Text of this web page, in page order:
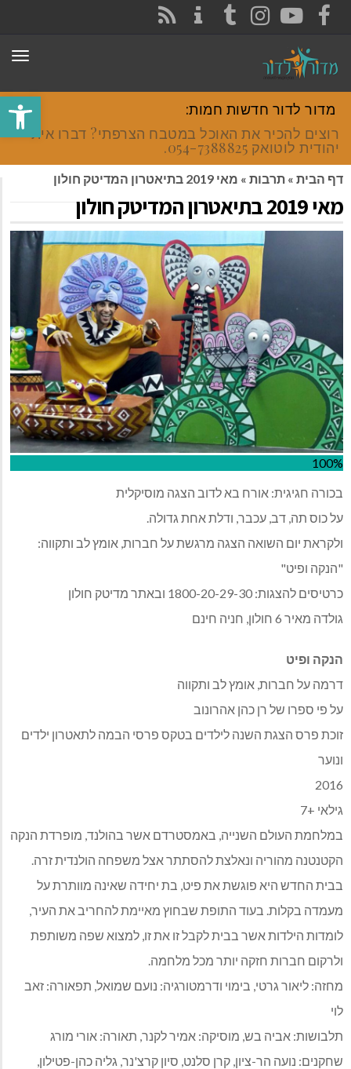
פתח
FACEBOOK
YOUTUBE
INSTAGRAM
TUMBLR
מדור לדור חדשות חמות:
רוצים להכיר את האוכל במטבח הצרפתי? דברו איתי
יהודית לוטואק 054-7388825.
דף הבית » תרבות » מאי 2019 בתיאטרון המדיטק חולון
מאי 2019 בתיאטרון המדיטק חולון
100%
בכורה חגיגית: אורח בא לדוב הצגה מוסיקלית
על כוס תה, דב, עכבר, ודלת אחת גדולה.
ולקראת יום השואה הצגה מרגשת על חברות, אומץ לב ותקווה:
"הנקה ופיט"
כרטיסים להצגות: 1800-20-29-30 ובאתר מדיטק חולון
גולדה מאיר 6 חולון, חניה חינם
הנקה ופיט
דרמה על חברות, אומץ לב ותקווה
על פי ספרו של רן כהן אהרונוב
זוכת פרס הצגת השנה לילדים בטקס פרסי הבמה לתאטרון ילדים
ונוער
2016
גילאי +7
במלחמת העולם השנייה, באמסטרדם אשר בהולנד, מופרדת הנקה
הקטנטנה מהוריה ונאלצת להסתתר אצל משפחה הולנדית זרה.
בבית החדש היא פוגשת את פיט, בת יחידה שאינה מוותרת על
מעמדה בקלות. בעוד התופת שבחוץ מאיימת להחריב את העיר,
לומדות הילדות אשר בבית לקבל זו את זו, למצוא שפה משותפת
ולרקום חברות חזקה יותר מכל מלחמה.
מחזה: ליאור גרטי, בימוי ודרמטורגיה: נועם שמואל, תפאורה: זאב
לוי
תלבושות: אביה בש, מוסיקה: אמיר לקנר, תאורה: אורי מורג
שחקנים: נועה הר-ציון, קרן סלנט, סיון קרצ'נר, גליה כהן-פטילון,